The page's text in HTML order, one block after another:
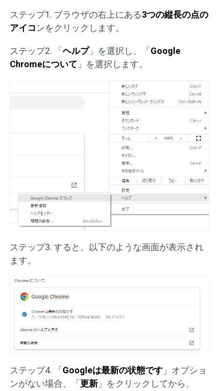
ステップ1. ブラウザの右上にある3つの縦長の点の
アイコンをクリックします。
ステップ2. 「 ヘルプ」を選択し、「 Google
Chromeについて 」を選択します。
ステップ3. すると、以下のような画面が表示され
ます。
ステップ4. 「 Googleは最新の状態です 」オプショ
ンがない場合、「 更新 」をクリックしてから、